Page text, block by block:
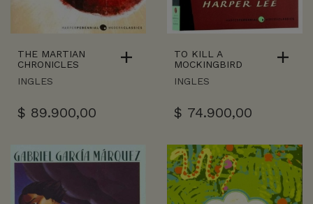
THE MARTIAN
CHRONICLES
INGLES
$ 89.900,00
TO KILL A
MOCKINGBIRD
INGLES
$ 74.900,00